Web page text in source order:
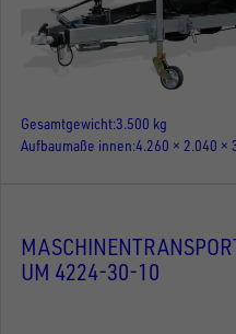
Gesamtgewicht3.500 kg
Aufbaumaße innen 4.260 × 2.040 ×
UM 4224-30-10